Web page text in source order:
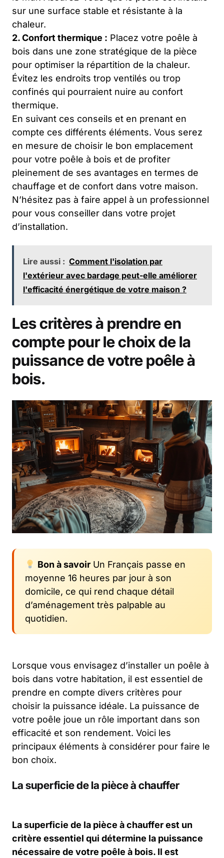
sur une surface stable et résistante à la
chaleur.
2. Confort thermique : Placez votre poêle à
bois dans une zone stratégique de la pièce
pour optimiser la répartition de la chaleur.
Évitez les endroits trop ventilés ou trop
confinés qui pourraient nuire au confort
thermique.
En suivant ces conseils et en prenant en
compte ces différents éléments. Vous serez
en mesure de choisir le bon emplacement
pour votre poêle à bois et de profiter
pleinement de ses avantages en termes de
chauffage et de confort dans votre maison.
N’hésitez pas à faire appel à un professionnel
pour vous conseiller dans votre projet
d’installation.
Lire aussi : Comment l'isolation par
l'extérieur avec bardage peut-elle améliorer
l'efficacité énergétique de votre maison ?
Les critères à prendre en
compte pour le choix de la
puissance de votre poêle à
bois.
Bon à savoirUn Français passe en
moyenne 16 heures par jour à son
domicile, ce qui rend chaque détail
d’aménagement très palpable au
quotidien.
Lorsque vous envisagez d’installer un poêle à
bois dans votre habitation, il est essentiel de
prendre en compte divers critères pour
choisir la puissance idéale. La puissance de
votre poêle joue un rôle important dans son
efficacité et son rendement. Voici les
principaux éléments à considérer pour faire le
bon choix.
La superficie de la pièce à chauffer
La superficie de la pièce à chauffer est un
critère essentiel qui détermine la puissance
nécessaire de votre poêle à bois. Il est